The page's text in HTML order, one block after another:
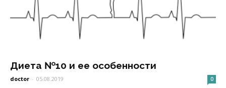
Диета №10 и ее особенности
doctor - 05.08.2019 0